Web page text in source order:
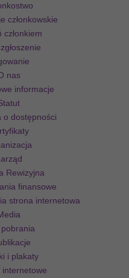
członkowskie
członkiem
nas
informacje
o dostępności
Rewizyjna
finansowe
strona internetowa
i plakaty
internetowe